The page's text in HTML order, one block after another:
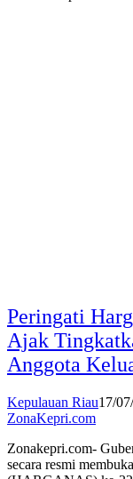
Peringati
Ajak
Anggota
Kepulauan Riau17/
ZonaKepri.com
Zonakepri.com-
secara resmi